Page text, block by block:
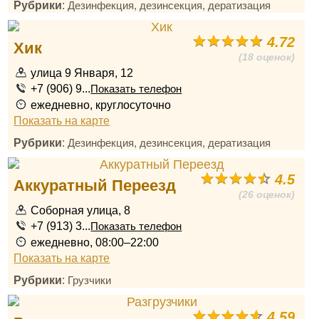
Рубрики:Дезинфекция, дезинсекция, дератизация
4.72
(18 оценок)
Хик
улица 9 Января, 12
+7 (906) 9...Показать телефон
ежедневно, круглосуточно
Показать на карте
Рубрики:Дезинфекция, дезинсекция, дератизация
4.5
(26 оценок)
Аккуратный Переезд
Соборная улица, 8
+7 (913) 3...Показать телефон
ежедневно, 08:00–22:00
Показать на карте
Рубрики: Грузчики